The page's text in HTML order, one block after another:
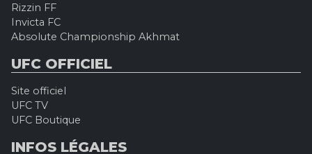
Rizzin FF
Invicta FC
Absolute Championship Akhmat
UFC OFFICIEL
Site officiel
UFC TV
UFC Boutique
INFOS LÉGALES